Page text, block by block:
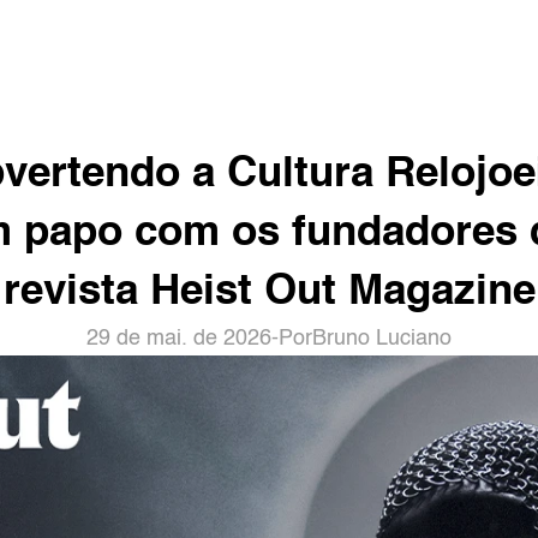
a Cultura
papo com os fundadores
revista Heist Out Magazine
29 de mai. de 2026- PorBruno Luciano